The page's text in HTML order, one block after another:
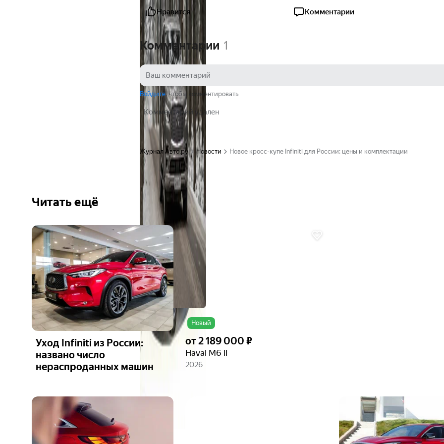
Нравится Комментарии
Комментарии 1
Войдите, чтобы комментировать
Комментарий удален
Журнал Авто.ру Новости Новое кросс-купе Infiniti для России: цены и комплектации
Читать ещё
Уход Infiniti из России:
названо число
нераспроданных машин
Новый
Ещё 5
фото
от2 189 000 ₽
Haval M6 II
2026